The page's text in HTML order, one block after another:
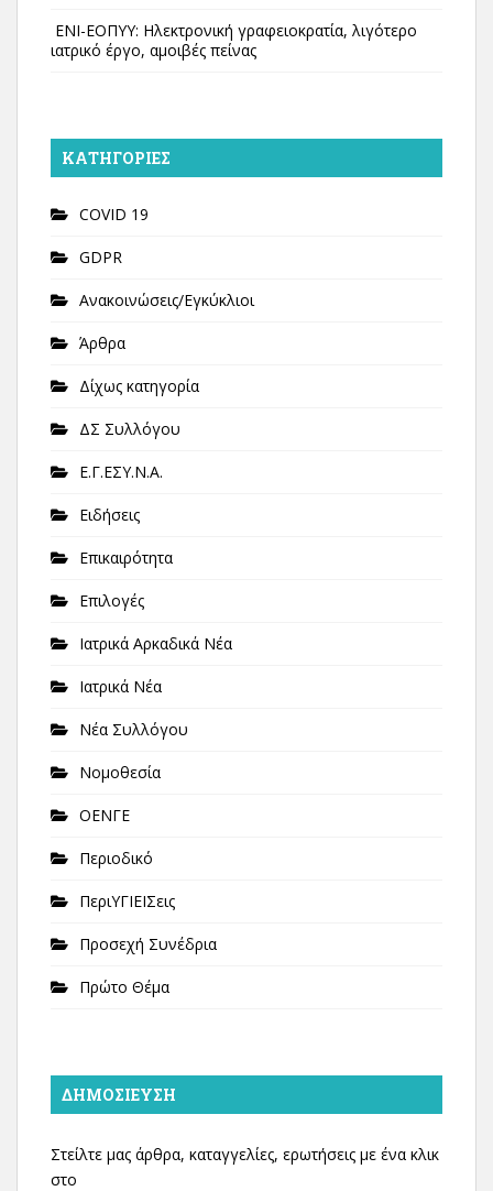
ΕΝΙ-ΕΟΠΥΥ: Ηλεκτρονική γραφειοκρατία, λιγότερο
ιατρικό έργο, αμοιβές πείνας
KΑΤΗΓΟΡΊΕΣ
COVID 19
GDPR
Ανακοινώσεις/Εγκύκλιοι
Άρθρα
Δίχως κατηγορία
ΔΣ Συλλόγου
Ε.Γ.ΕΣΥ.Ν.Α.
Ειδήσεις
Επικαιρότητα
Επιλογές
Ιατρικά Αρκαδικά Νέα
Ιατρικά Νέα
Νέα Συλλόγου
Νομοθεσία
ΟΕΝΓΕ
Περιοδικό
ΠεριΥΓΙΕΙΣεις
Προσεχή Συνέδρια
Πρώτο Θέμα
ΔΗΜΟΣΊΕΥΣΗ
Στείλτε μας άρθρα, καταγγελίες, ερωτήσεις με ένα κλικ
στο